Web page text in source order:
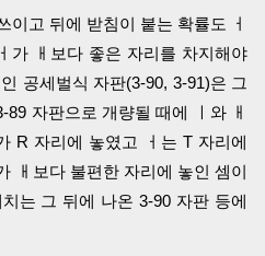
이고 뒤에 받침이 붙는 확률도 ㅓ
가 ㅐ보다 좋은 자리를 차지해야
공세벌식 자판(3-90, 3-91)은 그
자판으로 개량될 때에 ㅣ와 ㅐ
R 자리에 놓였고 ㅓ는 T 자리에
ㅐ보다 불편한 자리에 놓인 셈이
는 그 뒤에 나온 3-90 자판 등에